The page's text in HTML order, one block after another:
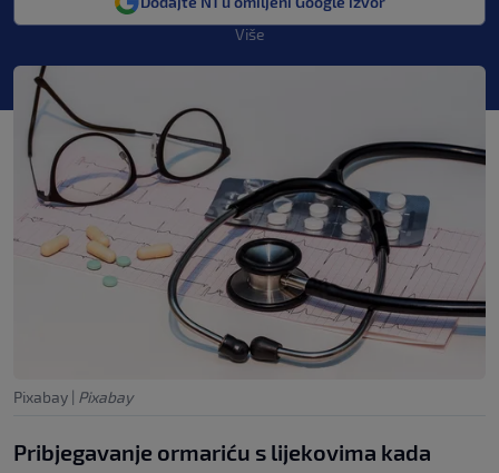
Više
Pixabay | Pixabay
Pribjegavanje ormariću s lijekovima kada